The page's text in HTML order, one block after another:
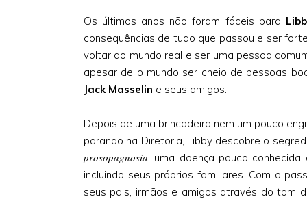
Os últimos anos não foram fáceis para
consequências de tudo que passou e ser
voltar ao mundo real e ser uma pessoa
apesar de o mundo ser cheio de pessoas
Jack Masselin e seus amigos.
Depois de uma brincadeira nem um pouco
parando na Diretoria, Libby descobre o
prosopagnosia, uma doença pouco
incluindo seus próprios familiares. Com o
seus pais, irmãos e amigos através do tom